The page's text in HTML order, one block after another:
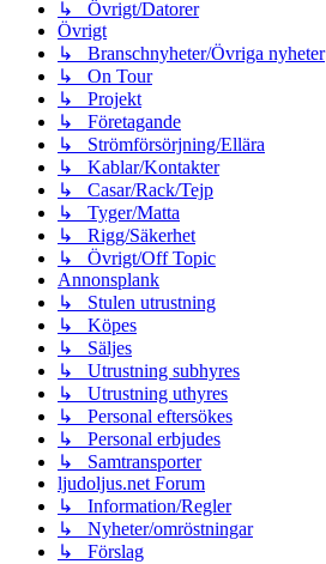
↳ Övrigt/Datorer
Övrigt
↳ Branschnyheter/Övriga nyheter
↳ On Tour
↳ Projekt
↳ Företagande
↳ Strömförsörjning/Ellära
↳ Kablar/Kontakter
↳ Casar/Rack/Tejp
↳ Tyger/Matta
↳ Rigg/Säkerhet
↳ Övrigt/Off Topic
Annonsplank
↳ Stulen utrustning
↳ Köpes
↳ Säljes
↳ Utrustning subhyres
↳ Utrustning uthyres
↳ Personal eftersökes
↳ Personal erbjudes
↳ Samtransporter
ljudoljus.net Forum
↳ Information/Regler
↳ Nyheter/omröstningar
↳ Förslag